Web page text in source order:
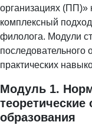
организациях (ПП)»
комплексный
филолога. Модули
последовательного
практических
Модуль 1.
образования